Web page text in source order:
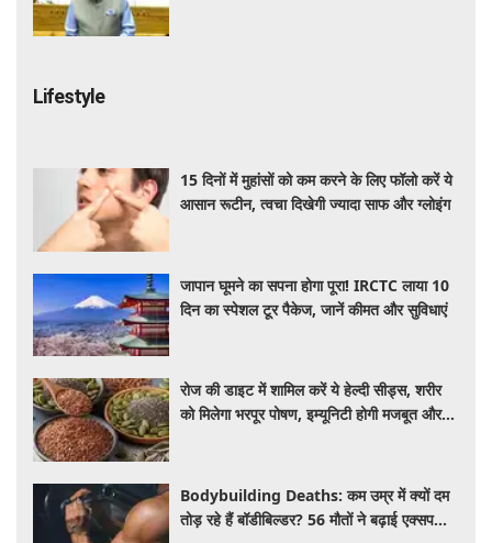
Lifestyle
15 दिनों में मुहांसों को कम करने के लिए फॉलो करें ये
आसान रूटीन, त्वचा दिखेगी ज्यादा साफ और ग्लोइंग
जापान घूमने का सपना होगा पूरा! IRCTC लाया 10
दिन का स्पेशल टूर पैकेज, जानें कीमत और सुविधाएं
रोज की डाइट में शामिल करें ये हेल्दी सीड्स, शरीर
को मिलेगा भरपूर पोषण, इम्यूनिटी होगी मजबूत और
Bodybuilding Deaths: कम उम्र में क्यों दम
तोड़ रहे हैं बॉडीबिल्डर? 56 मौतों ने बढ़ाई एक्सपर्ट्स